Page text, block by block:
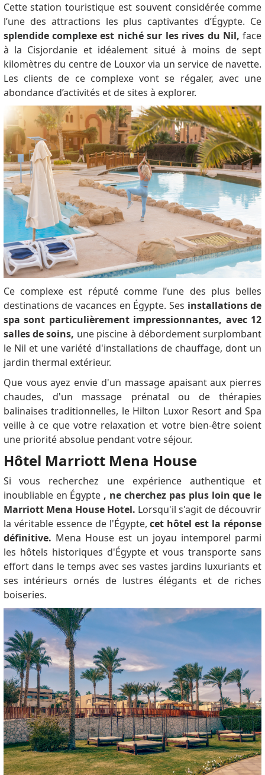
Cette station touristique est souvent considérée comme
l’une des attractions les plus captivantes d’Égypte. Ce
splendide complexe est niché sur les rives du Nil, face
à la Cisjordanie et idéalement situé à moins de sept
kilomètres du centre de Louxor via un service de navette.
Les clients de ce complexe vont se régaler, avec une
abondance d’activités et de sites à explorer.
Ce complexe est réputé comme l’une des plus belles
destinations de vacances en Égypte. Ses installations de
spa sont particulièrement impressionnantes, avec 12
salles de soins, une piscine à débordement surplombant
le Nil et une variété d'installations de chauffage, dont un
jardin thermal extérieur.
Que vous ayez envie d'un massage apaisant aux pierres
chaudes, d'un massage prénatal ou de thérapies
balinaises traditionnelles, le Hilton Luxor Resort and Spa
veille à ce que votre relaxation et votre bien-être soient
une priorité absolue pendant votre séjour.
Hôtel Marriott Mena House
Si vous recherchez une expérience authentique et
inoubliable en Égypte , ne cherchez pas plus loin que le
Marriott Mena House Hotel. Lorsqu'il s'agit de découvrir
la véritable essence de l'Égypte,cet hôtel est la réponse
définitive. Mena House est un joyau intemporel parmi
les hôtels historiques d'Égypte et vous transporte sans
effort dans le temps avec ses vastes jardins luxuriants et
ses intérieurs ornés de lustres élégants et de riches
boiseries.